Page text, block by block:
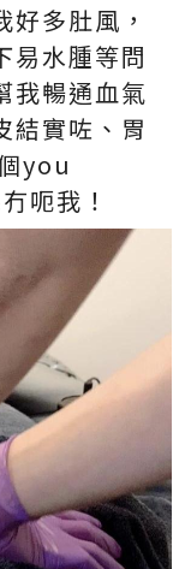
多肚風，
易水腫等問
我暢通血氣
結實咗、胃
you
呃我！